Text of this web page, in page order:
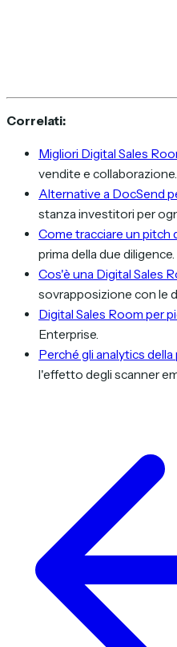
Correlati:
Migliori Digital Sales
vendite e collaborazione.
Alternative a DocSend
stanza investitori per
Come tracciare un pitch
prima della due diligence.
Cos'è una Digital Sales
sovrapposizione con le
Digital Sales Room per
Enterprise.
Perché gli analytics
l'effetto degli scanner